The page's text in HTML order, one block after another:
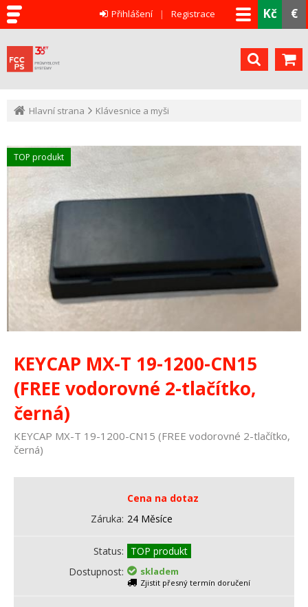
Kč €
Přihlášení Registrace
Hlavní strana Klávesnice a myši
TOP produkt
KEYCAP MX-T 19-1200-CN15
(FREE vodorovné 2-tlačítko,
černá)
KEYCAP MX-T 19-1200-CN15 (FREE vodorovné 2-tlačítko,
černá)
Cena na dotaz
Záruka 24 Měsíce
Status
TOP produkt
Dostupnost
skladem
Zjistit přesný termín doručení